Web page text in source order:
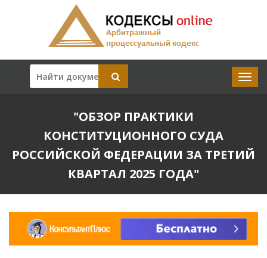
"ОБЗОР ПРАКТИКИ
КОНСТИТУЦИОННОГО СУДА
РОССИЙСКОЙ ФЕДЕРАЦИИ ЗА ТРЕТИЙ
КВАРТАЛ 2025 ГОДА"